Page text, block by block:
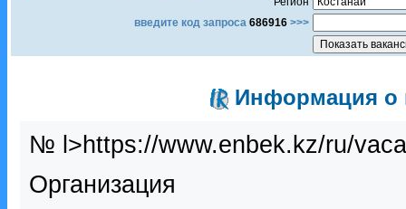
введите код запроса 686916 >>>
Информация о
№ l>https://www.enbek.kz/ru/
Организация